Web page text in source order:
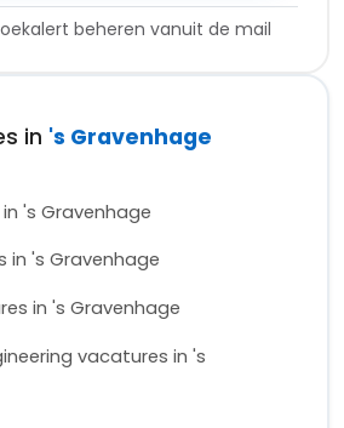
beheren vanuit de mail
in 's Gravenhage
's Gravenhage
in 's Gravenhage
in 's Gravenhage
vacatures in 's